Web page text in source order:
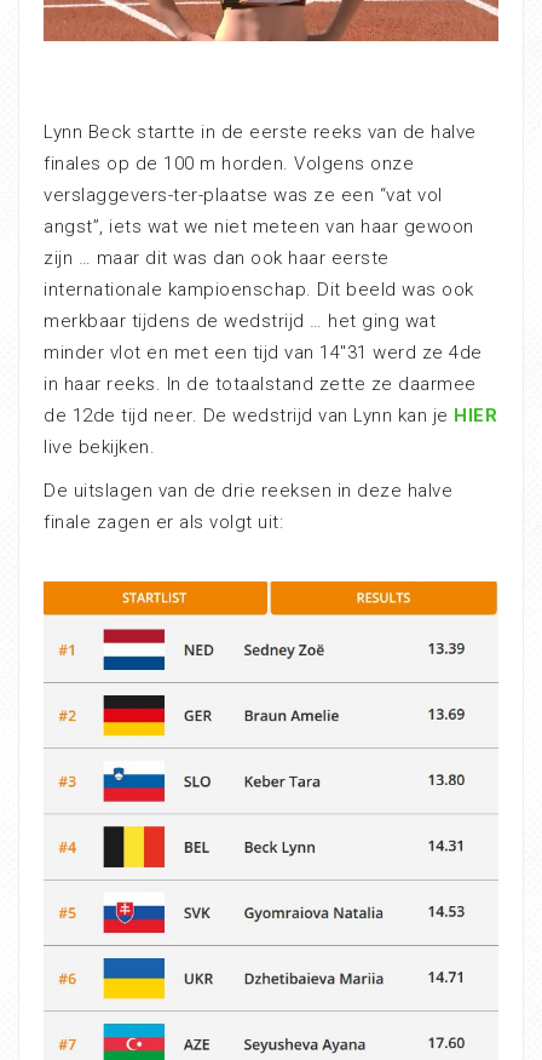
Lynn Beck startte in de eerste reeks van de halve
finales op de 100 m horden. Volgens onze
verslaggevers-ter-plaatse was ze een “vat vol
angst”, iets wat we niet meteen van haar gewoon
zijn … maar dit was dan ook haar eerste
internationale kampioenschap. Dit beeld was ook
merkbaar tijdens de wedstrijd … het ging wat
minder vlot en met een tijd van 14″31 werd ze 4de
in haar reeks. In de totaalstand zette ze daarmee
de 12de tijd neer. De wedstrijd van Lynn kan je HIER
live bekijken.
De uitslagen van de drie reeksen in deze halve
finale zagen er als volgt uit: